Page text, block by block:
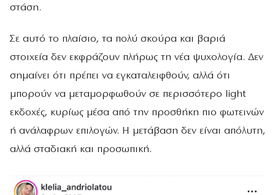
στάση.
Σε αυτό το πλαίσιο, τα πολύ σκούρα και βαριά
στοιχεία δεν εκφράζουν πλήρως τη νέα ψυχολογία. Δεν
σημαίνει ότι πρέπει να εγκαταλειφθούν, αλλά ότι
μπορούν να μεταμορφωθούν σε περισσότερο light
εκδοχές, κυρίως μέσα από την προσθήκη πιο φωτεινών
ή ανάλαφρων επιλογών. Η μετάβαση δεν είναι απόλυτη,
αλλά σταδιακή και προσωπική.